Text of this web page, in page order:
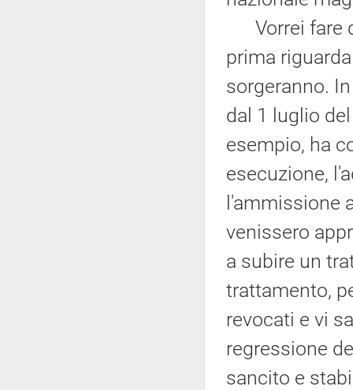
Vorrei fare
prima
sorgeranno.
dal 1 luglio
esempio, ha
esecuzione,
l'ammissione
venissero
a subire un
trattamento,
revocati e vi
regressione
sancito e